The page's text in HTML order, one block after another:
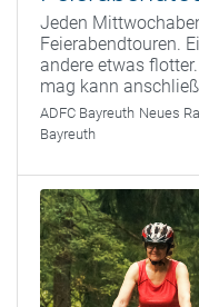
Jeden
Feierabendtouren.
andere etwas
mag kann
ADFC Bayreuth Neues
Bayreuth